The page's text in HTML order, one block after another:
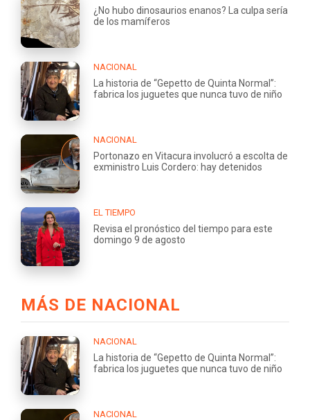
¿No hubo dinosaurios enanos? La culpa sería
de los mamíferos
NACIONAL
La historia de “Gepetto de Quinta Normal”:
fabrica los juguetes que nunca tuvo de niño
NACIONAL
Portonazo en Vitacura involucró a escolta de
exministro Luis Cordero: hay detenidos
EL TIEMPO
Revisa el pronóstico del tiempo para este
domingo 9 de agosto
MÁS DE NACIONAL
NACIONAL
La historia de “Gepetto de Quinta Normal”:
fabrica los juguetes que nunca tuvo de niño
NACIONAL